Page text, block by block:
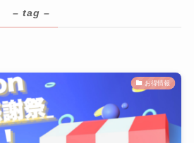
– tag –
お得情報